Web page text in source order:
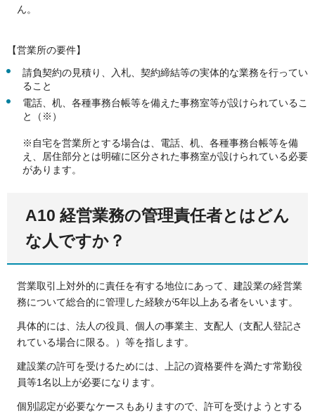
ん。
【営業所の要件】
請負契約の見積り、入札、契約締結等の実体的な業務を行ってい
ること
電話、机、各種事務台帳等を備えた事務室等が設けられているこ
と（※）
※自宅を営業所とする場合は、電話、机、各種事務台帳等を備
え、居住部分とは明確に区分された事務室が設けられている必要
があります。
A10 経営業務の管理責任者とはどん
な人ですか？
営業取引上対外的に責任を有する地位にあって、建設業の経営業
務について総合的に管理した経験が5年以上ある者をいいます。
具体的には、法人の役員、個人の事業主、支配人（支配人登記さ
れている場合に限る。）等を指します。
建設業の許可を受けるためには、上記の資格要件を満たす常勤役
員等1名以上が必要になります。
個別認定が必要なケースもありますので、許可を受けようとする